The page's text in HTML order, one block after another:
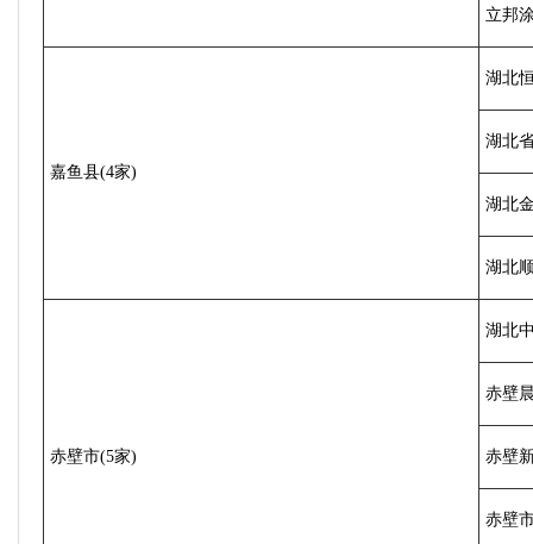
立邦
嘉鱼县(4家)
湖北
湖北
湖北
湖北
赤壁市(5家)
湖北
赤壁
赤壁
赤壁